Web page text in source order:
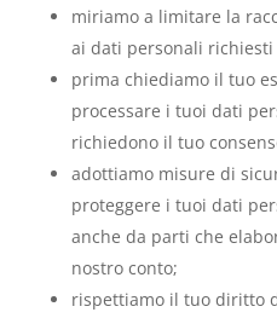
miriamo a limitare la
ai dati personali
prima chiediamo il tuo
processare i tuoi dati
richiedono il tuo
adottiamo misure di
proteggere i tuoi dati
anche da parti che
nostro conto;
rispettiamo il tuo diritto